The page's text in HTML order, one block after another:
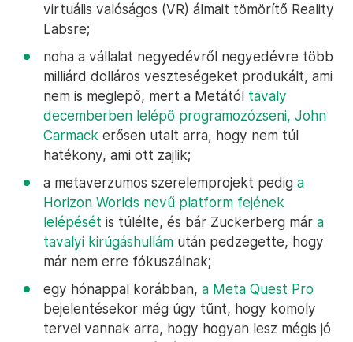
virtuális valóságos (VR) álmait tömörítő Reality
Labsre;
noha a vállalat negyedévről negyedévre több
milliárd dolláros veszteségeket produkált, ami
nem is meglepő, mert a Metától tavaly
decemberben lelépő programozózseni, John
Carmack erősen utalt arra, hogy nem túl
hatékony, ami ott zajlik;
a metaverzumos szerelemprojekt pedig a
Horizon Worlds nevű platform fejének
lelépését is túlélte, és bár Zuckerberg már a
tavalyi kirúgáshullám után pedzegette, hogy
már nem erre fókuszálnak;
egy hónappal korábban, a Meta Quest Pro
bejelentésekor még úgy tűnt, hogy komoly
tervei vannak arra, hogy hogyan lesz mégis jó